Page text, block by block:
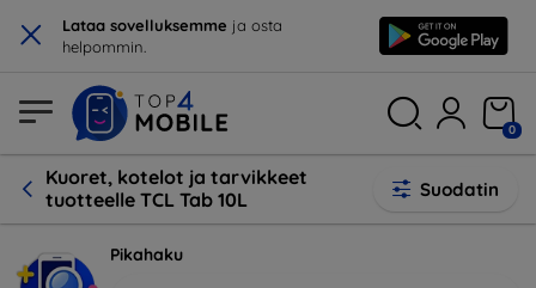
× Lataa sovelluksemme ja osta
helpommin.
0
Kuoret, kotelot ja tarvikkeet
tuotteelle TCL Tab 10L
Suodatin
Pikahaku